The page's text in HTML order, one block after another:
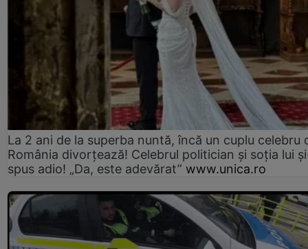
La 2 ani de la superba nuntă, încă un cuplu celebru
România divorțează! Celebrul politician și soția lui
spus adio! „Da, este adevărat” www.unica.ro